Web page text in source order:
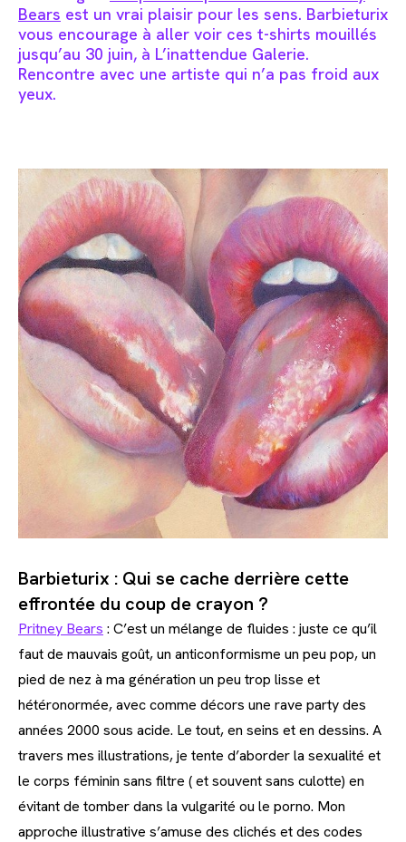
Bears est un vrai plaisir pour les sens. Barbieturix
vous encourage à aller voir ces t-shirts mouillés
jusqu’au 30 juin, à L’inattendue Galerie.
Rencontre avec une artiste qui n’a pas froid aux
yeux.
Barbieturix : Qui se cache derrière cette
effrontée du coup de crayon ?
Pritney Bears : C’est un mélange de fluides : juste ce qu’il
faut de mauvais goût, un anticonformisme un peu pop, un
pied de nez à ma génération un peu trop lisse et
hétéronormée, avec comme décors une rave party des
années 2000 sous acide. Le tout, en seins et en dessins. A
travers mes illustrations, je tente d’aborder la sexualité et
le corps féminin sans filtre ( et souvent sans culotte) en
évitant de tomber dans la vulgarité ou le porno. Mon
approche illustrative s’amuse des clichés et des codes